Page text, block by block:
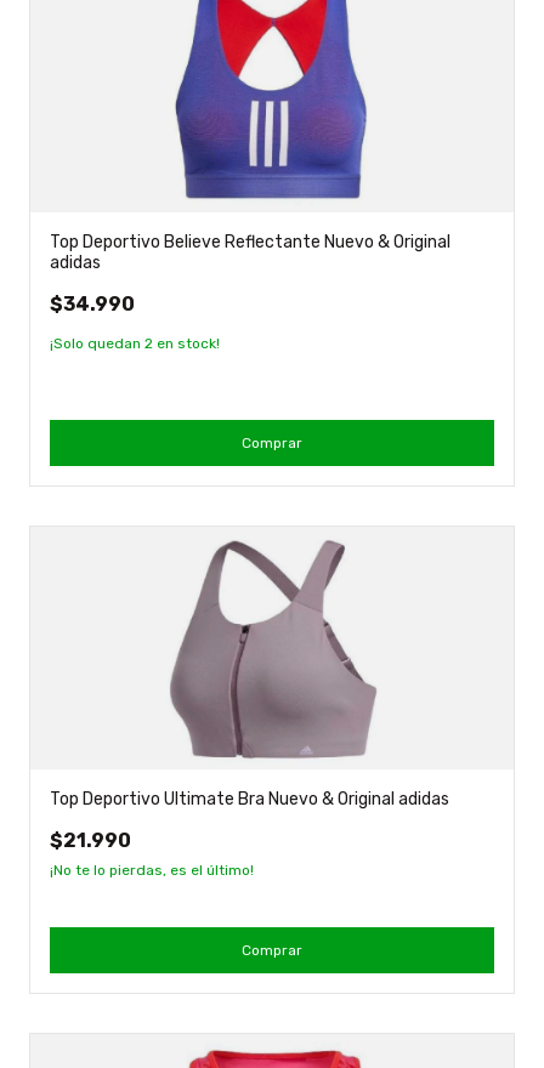
Top Deportivo Believe Reflectante Nuevo & Original
adidas
$34.990
¡Solo quedan 2 en stock!
Comprar
Top Deportivo Ultimate Bra Nuevo & Original adidas
$21.990
¡No te lo pierdas, es el último!
Comprar